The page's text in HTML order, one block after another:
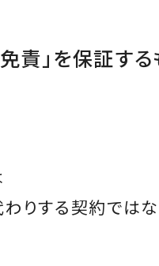
責」を保証す
りする契約では